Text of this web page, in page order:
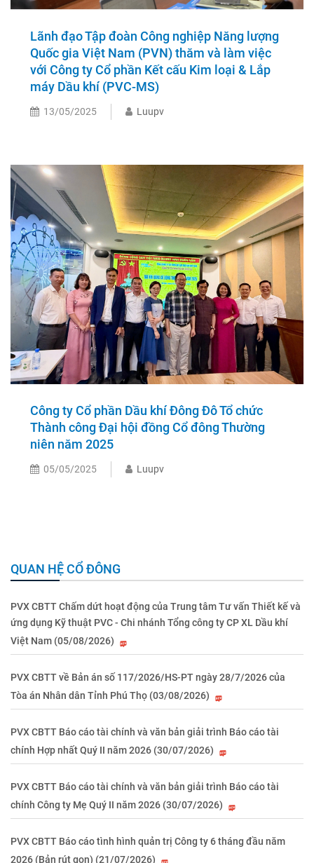
Lãnh đạo Tập đoàn Công nghiệp Năng lượng
Quốc gia Việt Nam (PVN) thăm và làm việc
với Công ty Cổ phần Kết cấu Kim loại & Lắp
máy Dầu khí (PVC-MS)
13/05/2025 Luupv
Công ty Cổ phần Dầu khí Đông Đô Tổ chức
Thành công Đại hội đồng Cổ đông Thường
niên năm 2025
05/05/2025 Luupv
QUAN HỆ CỔ ĐÔNG
PVX CBTT Chấm dứt hoạt động của Trung tâm Tư vấn Thiết kế và
ứng dụng Kỹ thuật PVC - Chi nhánh Tổng công ty CP XL Dầu khí
Việt Nam (05/08/2026)
PVX CBTT về Bản án số 117/2026/HS-PT ngày 28/7/2026 của
Tòa án Nhân dân Tỉnh Phú Thọ (03/08/2026)
PVX CBTT Báo cáo tài chính và văn bản giải trình Báo cáo tài
chính Hợp nhất Quý II năm 2026 (30/07/2026)
PVX CBTT Báo cáo tài chính và văn bản giải trình Báo cáo tài
chính Công ty Mẹ Quý II năm 2026 (30/07/2026)
PVX CBTT Báo cáo tình hình quản trị Công ty 6 tháng đầu năm
2026 (Bản rút gọn) (21/07/2026)